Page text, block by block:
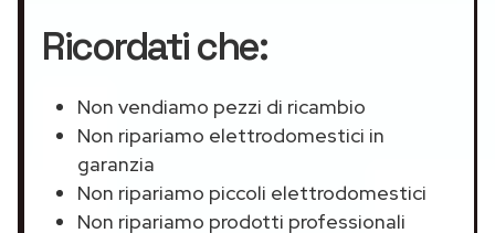
Ricordati che:
Non vendiamo pezzi di ricambio
Non ripariamo elettrodomestici in
garanzia
Non ripariamo piccoli elettrodomestici
Non ripariamo prodotti professionali